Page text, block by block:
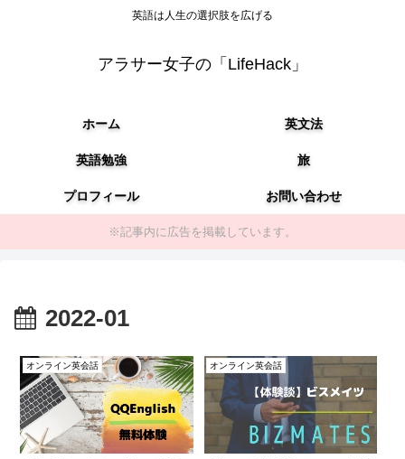
英語は人生の選択肢を広げる
アラサー女子の「LifeHack」
ホーム 英文法
英語勉強 旅
プロフィール お問い合わせ
※記事内に広告を掲載しています。
2022-01
オンライン英会話 オンライン英会話